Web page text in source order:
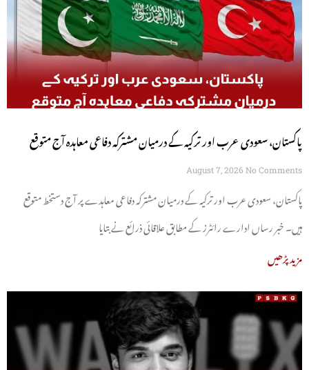
پاکستان، سعودی عرب اور ترکیہ کے درمیان مشترکہ دفاعی معاہدہ آج متوقع
August 7, 2026 No Comments
پاکستان، سعودی عرب اور ترکیہ کے درمیان مشترکہ دفاعی معاہدے پر آج دستخط متوقع
ہیں۔ خبر رساں ادارے رائٹرز کے مطابق علاقائی ذرائع نے بتایا
مزید پڑھیں